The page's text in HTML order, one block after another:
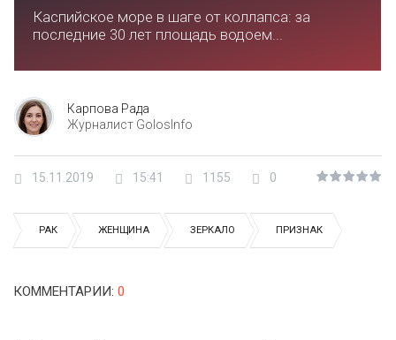
Каспийское море в шаге от коллапса: за
последние 30 лет площадь водоем...
Карпова Рада
Журналист GolosInfo
15.11.2019 15:41 1155 0
РАК ЖЕНЩИНА ЗЕРКАЛО ПРИЗНАК
КОММЕНТАРИИ: 0